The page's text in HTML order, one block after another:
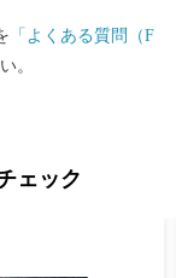
「よくある質問（F
。
ェック